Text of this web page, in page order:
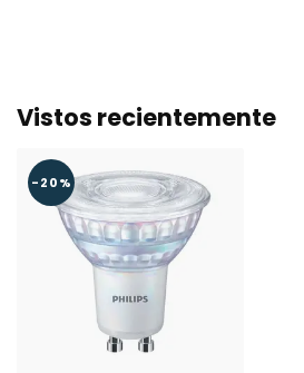
Vistos recientemente
-20%